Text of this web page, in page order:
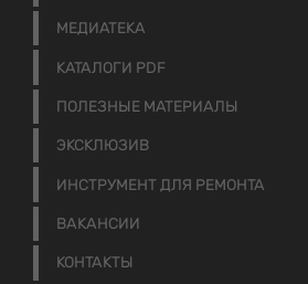
МЕДИАТЕКА
КАТАЛОГИ PDF
ПОЛЕЗНЫЕ МАТЕРИАЛЫ
ЭКСКЛЮЗИВ
ИНСТРУМЕНТ ДЛЯ РЕМОНТА
ВАКАНСИИ
КОНТАКТЫ